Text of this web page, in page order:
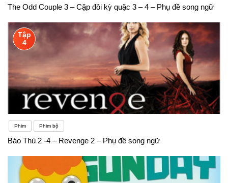
The Odd Couple 3 – Cặp đôi kỳ quặc 3 – 4 – Phụ đề song ngữ
Tập
4
Phim Phim bộ
Báo Thù 2 -4 – Revenge 2 – Phụ đề song ngữ